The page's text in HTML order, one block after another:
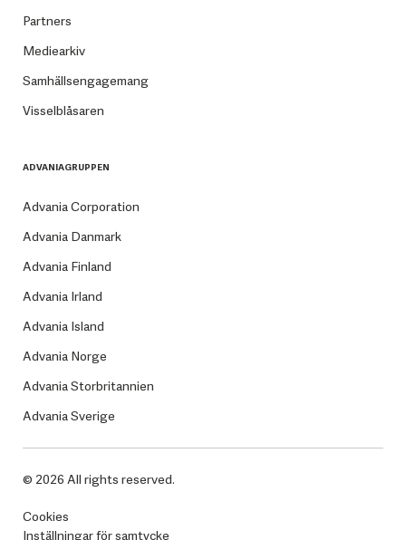
Partners
Mediearkiv
Samhällsengagemang
Visselblåsaren
ADVANIAGRUPPEN
Advania Corporation
Advania Danmark
Advania Finland
Advania Irland
Advania Island
Advania Norge
Advania Storbritannien
Advania Sverige
© 2026 All rights reserved.
Cookies
Inställningar för samtycke